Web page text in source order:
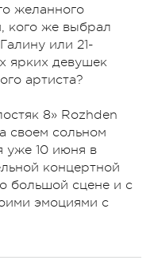
желанного
кого же выбрал
или 21-
ярких девушек
артиста?
8» Rozhden
своем сольном
уже 10 июня в
концертной
большой сцене и с
эмоциями с